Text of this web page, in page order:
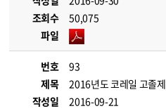
조회수
50,075
파일
번호
93
제목
2016년도 코레일 고졸
작성일
2016-09-21